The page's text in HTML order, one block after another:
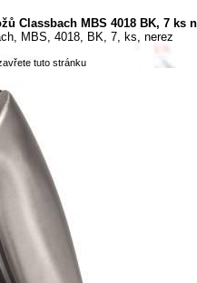
Classbach MBS 4018 BK, 7 ks
MBS, 4018, BK, 7, ks, nerez
tuto stránku